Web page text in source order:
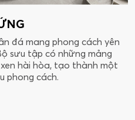
đá mang phong cách yên
sưu tập có những mảng
hài hòa, tạo thành một
phong cách.